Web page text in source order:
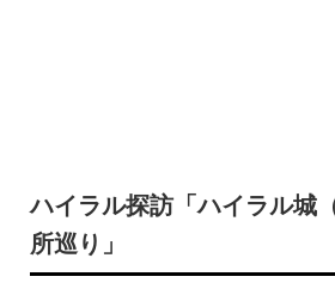
ハイラル探訪「ハイラル城
所巡り」